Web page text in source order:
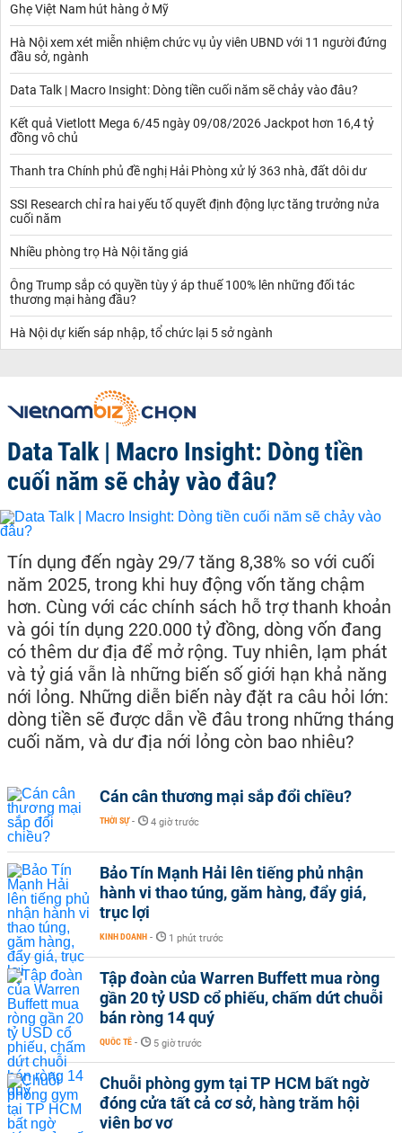
Ghẹ Việt Nam hút hàng ở Mỹ
Hà Nội xem xét miễn nhiệm chức vụ ủy viên UBND với 11 người đứng
đầu sở, ngành
Data Talk | Macro Insight: Dòng tiền cuối năm sẽ chảy vào đâu?
Kết quả Vietlott Mega 6/45 ngày 09/08/2026 Jackpot hơn 16,4 tỷ
đồng vô chủ
Thanh tra Chính phủ đề nghị Hải Phòng xử lý 363 nhà, đất dôi dư
SSI Research chỉ ra hai yếu tố quyết định động lực tăng trưởng nửa
cuối năm
Nhiều phòng trọ Hà Nội tăng giá
Ông Trump sắp có quyền tùy ý áp thuế 100% lên những đối tác
thương mại hàng đầu?
Hà Nội dự kiến sáp nhập, tổ chức lại 5 sở ngành
Data Talk | Macro Insight: Dòng tiền
cuối năm sẽ chảy vào đâu?
Tín dụng đến ngày 29/7 tăng 8,38% so với cuối
năm 2025, trong khi huy động vốn tăng chậm
hơn. Cùng với các chính sách hỗ trợ thanh khoản
và gói tín dụng 220.000 tỷ đồng, dòng vốn đang
có thêm dư địa để mở rộng. Tuy nhiên, lạm phát
và tỷ giá vẫn là những biến số giới hạn khả năng
nới lỏng. Những diễn biến này đặt ra câu hỏi lớn:
dòng tiền sẽ được dẫn về đâu trong những tháng
cuối năm, và dư địa nới lỏng còn bao nhiêu?
Cán cân thương mại sắp đổi chiều?
THỜI SỰ - 4 giờ trước
Bảo Tín Mạnh Hải lên tiếng phủ nhận
hành vi thao túng, găm hàng, đẩy giá,
trục lợi
KINH DOANH - 1 phút trước
Tập đoàn của Warren Buffett mua ròng
gần 20 tỷ USD cổ phiếu, chấm dứt chuỗi
bán ròng 14 quý
QUỐC TẾ - 5 giờ trước
Chuỗi phòng gym tại TP HCM bất ngờ
đóng cửa tất cả cơ sở, hàng trăm hội
viên bơ vơ